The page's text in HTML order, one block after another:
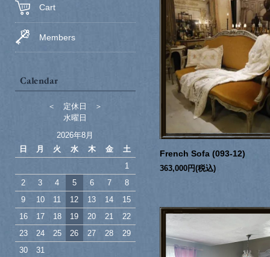
Cart
Members
＜ 定休日 ＞
水曜日
2026年8月
日
月 火 水 木 金
土
1
2
3 4 5 6 7
8
9
10 11 12 13 14
15
16
17 18 19 20 21
22
23
24 25 26 27 28
29
30
31
French Sofa (093-12)
363,000円(税込)